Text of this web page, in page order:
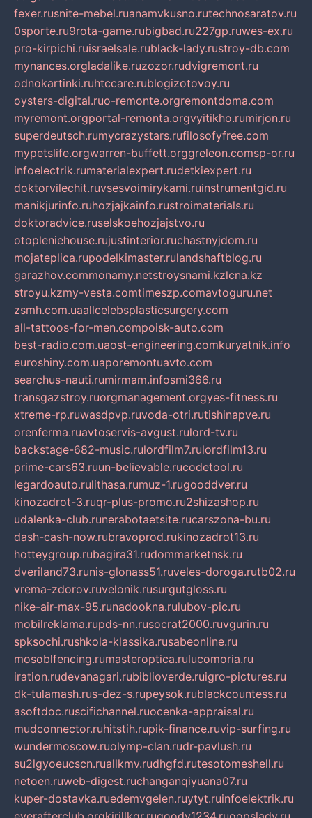
fexer.rusnite-mebel.ruanamvkusno.rutechnosaratov.ru
0sporte.ru9rota-game.rubigbad.ru227gp.ruwes-ex.ru
pro-kirpichi.ruisraelsale.rublack-lady.rustroy-db.com
mynances.orgladalike.ruzozor.rudvigremont.ru
odnokartinki.ruhtccare.rublogizotovoy.ru
oysters-digital.ruo-remonte.orgremontdoma.com
myremont.orgportal-remonta.orgvyitikho.rumirjon.ru
superdeutsch.rumycrazystars.rufilosofyfree.com
mypetslife.orgwarren-buffett.orggreleon.comsp-or.ru
infoelectrik.rumaterialexpert.rudetkiexpert.ru
doktorvilechit.ruvsesvoimirykami.ruinstrumentgid.ru
manikjurinfo.ruhozjajkainfo.rustroimaterials.ru
doktoradvice.ruselskoehozjajstvo.ru
otopleniehouse.rujustinterior.ruchastnyjdom.ru
mojateplica.rupodelkimaster.rulandshaftblog.ru
garazhov.commonamy.netstroysnami.kzlcna.kz
stroyu.kzmy-vesta.comtimeszp.comavtoguru.net
zsmh.com.uaallcelebsplasticsurgery.com
all-tattoos-for-men.compoisk-auto.com
best-radio.com.uaost-engineering.comkuryatnik.info
euroshiny.com.uaporemontuavto.com
searchus-nauti.rumirmam.infosmi366.ru
transgazstroy.ruorgmanagement.orgyes-fitness.ru
xtreme-rp.ruwasdpvp.ruvoda-otri.rutishinapve.ru
orenferma.ruavtoservis-avgust.rulord-tv.ru
backstage-682-music.rulordfilm7.rulordfilm13.ru
prime-cars63.ruun-believable.rucodetool.ru
legardoauto.rulithasa.rumuz-1.rugooddver.ru
kinozadrot-3.ruqr-plus-promo.ru2shizashop.ru
udalenka-club.runerabotaetsite.rucarszona-bu.ru
dash-cash-now.rubravoprod.rukinozadrot13.ru
hotteygroup.rubagira31.rudommarketnsk.ru
dveriland73.runis-glonass51.ruveles-doroga.rutb02.ru
vrema-zdorov.ruvelonik.rusurgutgloss.ru
nike-air-max-95.runadookna.rulubov-pic.ru
mobilreklama.rupds-nn.rusocrat2000.ruvgurin.ru
spksochi.rushkola-klassika.rusabeonline.ru
mosoblfencing.rumasteroptica.rulucomoria.ru
iration.rudevanagari.rubiblioverde.ruigro-pictures.ru
dk-tulamash.rus-dez-s.rupeysok.rublackcountess.ru
asoftdoc.ruscifichannel.ruocenka-appraisal.ru
mudconnector.ruhitstih.rupik-finance.ruvip-surfing.ru
wundermoscow.ruolymp-clan.rudr-pavlush.ru
su2lgyoeucscn.ruallkmv.rudhgfd.rutesotomeshell.ru
netoen.ruweb-digest.ruchanganqiyuana07.ru
kuper-dostavka.ruedemvgelen.ruytyt.ruinfoelektrik.ru